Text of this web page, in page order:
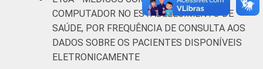
Saúde 2019.
COMPUTADOR NO ESTABELECIMENTO DE
SAÚDE, POR FREQUÊNCIA DE CONSULTA AOS
DADOS SOBRE OS PACIENTES DISPONÍVEIS
ELETRONICAMENTE